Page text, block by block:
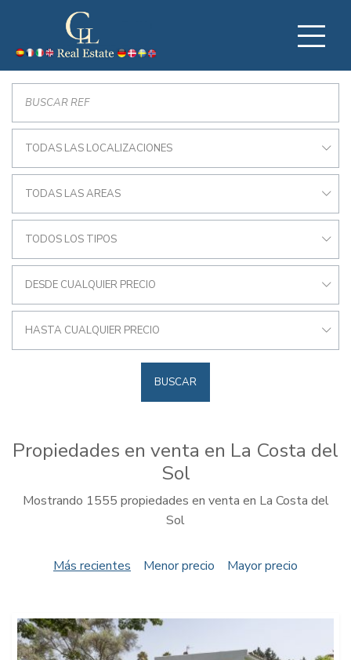
TODAS LAS LOCALIZACIONES
TODAS LAS AREAS
TODOS LOS TIPOS
DESDE CUALQUIER PRECIO
HASTA CUALQUIER PRECIO
BUSCAR
Propiedades en venta en La Costa del
Sol
Mostrando 1555 propiedades en venta en La Costa del
Sol
Más recientes Menor precio Mayor precio